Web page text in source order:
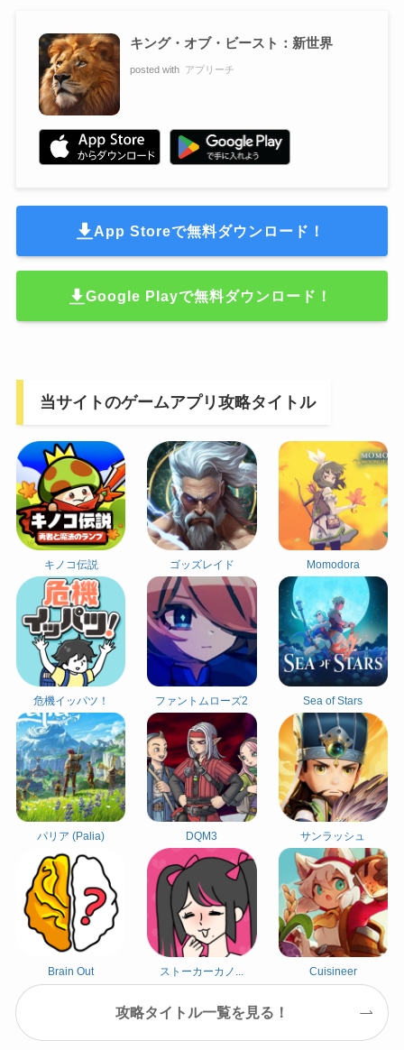
キング・オブ・ビースト：新世界
posted with アプリーチ
App Storeで無料ダウンロード！
Google Playで無料ダウンロード！
当サイトのゲームアプリ攻略タイトル
キノコ伝説 ゴッズレイド Momodora
危機イッパツ！ ファントムローズ2 Sea of Stars
パリア (Palia) DQM3 サンラッシュ
Brain Out ストーカーカノ... Cuisineer
攻略タイトル一覧を見る！